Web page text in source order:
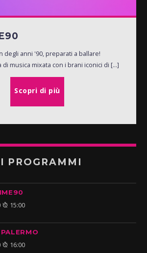
degli anni '90, preparati a ballare!
di musica mixata con i brani iconici di [...]
Scopri di più
PROGRAMMI
15:00
16:00